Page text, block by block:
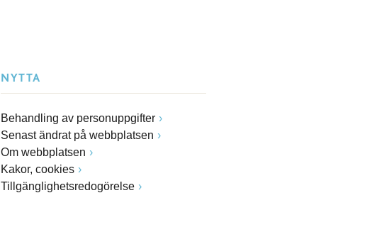
NYTTA
Behandling av personuppgifter
Senast ändrat på webbplatsen
Om webbplatsen
Kakor, cookies
Tillgänglighetsredogörelse